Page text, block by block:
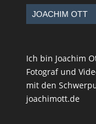
JOACHIM OTT
Ich bin Joachim
Fotograf und
mit den
joachimott.de